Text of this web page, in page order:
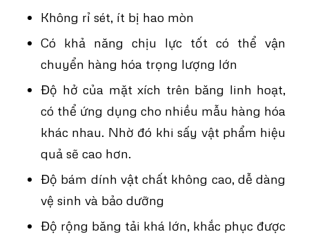
Không rỉ sét, ít bị hao mòn
Có khả năng chịu lực tốt có thể vận
chuyển hàng hóa trọng lượng lớn
Độ hở của mặt xích trên băng linh hoạt,
có thể ứng dụng cho nhiều mẫu hàng hóa
khác nhau. Nhờ đó khi sấy vật phẩm hiệu
quả sẽ cao hơn.
Độ bám dính vật chất không cao, dễ dàng
vệ sinh và bảo dưỡng
Độ rộng băng tải khá lớn, khắc phục được